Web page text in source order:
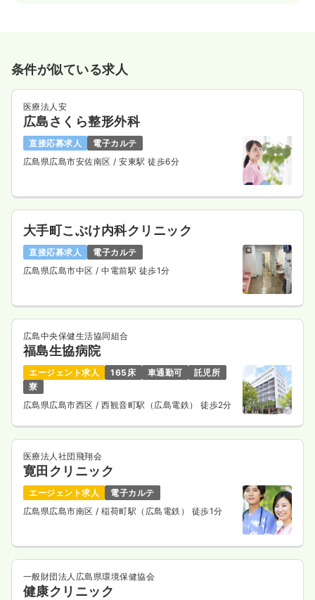
条件が似ている求人
医療法人安
広島さくら整形外科
直接応募求人
電子カルテ
広島県広島市安佐南区 / 安東駅 徒歩6分
大手町こぶけ内科クリニック
直接応募求人
電子カルテ
広島県広島市中区 / 中電前駅 徒歩1分
広島中央保健生活協同組合
福島生協病院
エージェント求人 165床 車通勤可
託児所
寮
広島県広島市西区/ 西観音町駅（広島電鉄） 徒歩2分
医療法人社団飛翔会
寛田クリニック
エージェント求人
電子カルテ
広島県広島市南区 / 稲荷町駅（広島電鉄） 徒歩1分
一般財団法人広島県環境保健協会
健康クリニック